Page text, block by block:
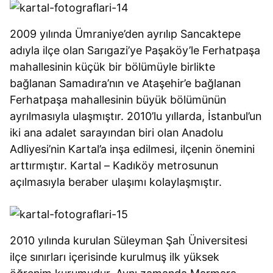
2009 yılında Ümraniye’den ayrılıp Sancaktepe
adıyla ilçe olan Sarıgazi’ye Paşaköy’le Ferhatpaşa
mahallesinin küçük bir bölümüyle birlikte
bağlanan Samadıra’nın ve Ataşehir’e bağlanan
Ferhatpaşa mahallesinin büyük bölümünün
ayrılmasıyla ulaşmıştır. 2010’lu yıllarda, İstanbul’un
iki ana adalet sarayından biri olan Anadolu
Adliyesi’nin Kartal’a inşa edilmesi, ilçenin önemini
arttırmıştır. Kartal – Kadıköy metrosunun
açılmasıyla beraber ulaşımı kolaylaşmıştır.
2010 yılında kurulan Süleyman Şah Üniversitesi
ilçe sınırları içerisinde kurulmuş ilk yüksek